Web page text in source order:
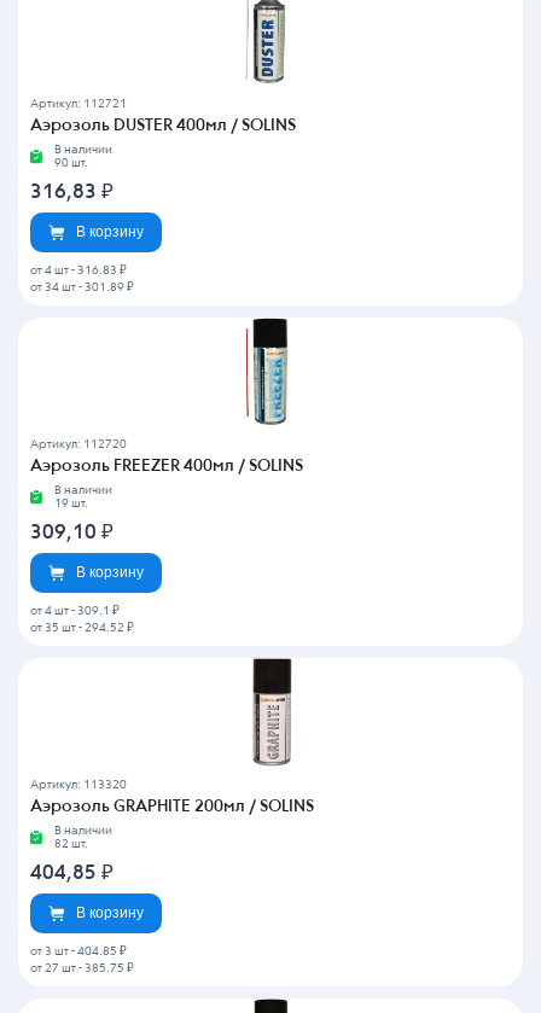
Артикул: 112721
Аэрозоль DUSTER 400мл / SOLINS
В наличии
90 шт.
316,83 ₽
В корзину
от 4 шт - 316.83 ₽
от 34 шт - 301.89 ₽
Артикул: 112720
Аэрозоль FREEZER 400мл / SOLINS
В наличии
19 шт.
309,10 ₽
В корзину
от 4 шт - 309.1 ₽
от 35 шт - 294.52 ₽
Артикул: 113320
Аэрозоль GRAPHITE 200мл / SOLINS
В наличии
82 шт.
404,85 ₽
В корзину
от 3 шт - 404.85 ₽
от 27 шт - 385.75 ₽